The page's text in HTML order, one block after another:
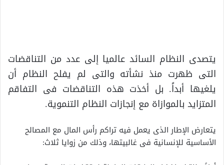
يتصدى النظام السائد عالميا إلى عدد من التناقضات
التى ظهرت منذ نشأته والتى لم يفلح النظام أن
يلغيها أبداً. بل أخذت هذه التناقضات فى التفاقم
المتزايد بالموازاة مع إنجازات النظام التنموية.
يتعارض الإطار الذى يعمل فيه تراكم رأس المال مع المصالح
الأساسية للإنسانية فى غالبيتها، وذلك من زوايا ثلاث: